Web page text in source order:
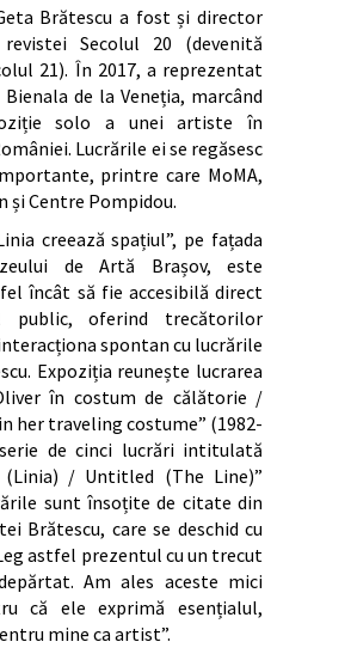
Brătescu a fost și director
Secolul 20 (devenită
21). În 2017, a reprezentat
de la Veneția, marcând
solo a unei artiste în
Lucrările ei se regăsesc
printre care MoMA,
și Centre Pompidou.
creează spațiul”, pe fațada
de Artă Brașov, este
încât să fie accesibilă direct
public, oferind trecătorilor
spontan cu lucrările
Expoziția reunește lucrarea
în costum de călătorie /
her traveling costume” (1982-
de cinci lucrări intitulată
/ Untitled (The Line)”
sunt însoțite de citate din
Brătescu, care se deschid cu
astfel prezentul cu un trecut
Am ales aceste mici
că ele exprimă esențialul,
mine ca artist”.